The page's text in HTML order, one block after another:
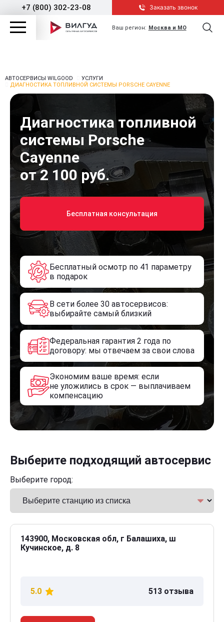
+7 (800) 302-23-08 Заказать звонок
Ваш регион: Москва и МО
АВТОСЕРВИСЫ WILGOOD
УСЛУГИ
ДИАГНОСТИКА ТОПЛИВНОЙ СИСТЕМЫ PORSCHE CAYENNE
Диагностика топливной
системы Porsche
Cayenne
от 2 100 руб.
Бесплатная консультация
Бесплатный осмотр по 41 параметру
в подарок
В сети более 30 автосервисов:
выбирайте самый близкий
Федеральная гарантия 2 года по
договору: мы отвечаем за свои слова
Экономим ваше время: если
не уложились в срок — выплачиваем
компенсацию
Выберите подходящий автосервис
Выберите город:
143900, Московская обл, г Балашиха, ш
Кучинское, д. 8
5.0 513 отзыва